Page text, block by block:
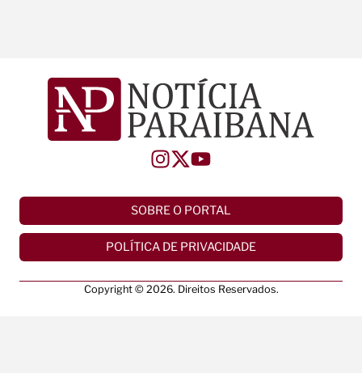
SOBRE O PORTAL
POLÍTICA DE PRIVACIDADE
Copyright © 2026. Direitos Reservados.